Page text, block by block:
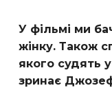
У фільмі ми
жінку. Також
якого судять
зринає Джозеф